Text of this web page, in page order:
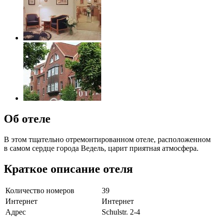
Об отеле
В этом тщательно отремонтированном отеле, расположенном
в самом сердце города Ведель, царит приятная атмосфера.
Краткое описание отеля
Количество номеров
39
Интернет
Интернет
Адрес
Schulstr. 2-4